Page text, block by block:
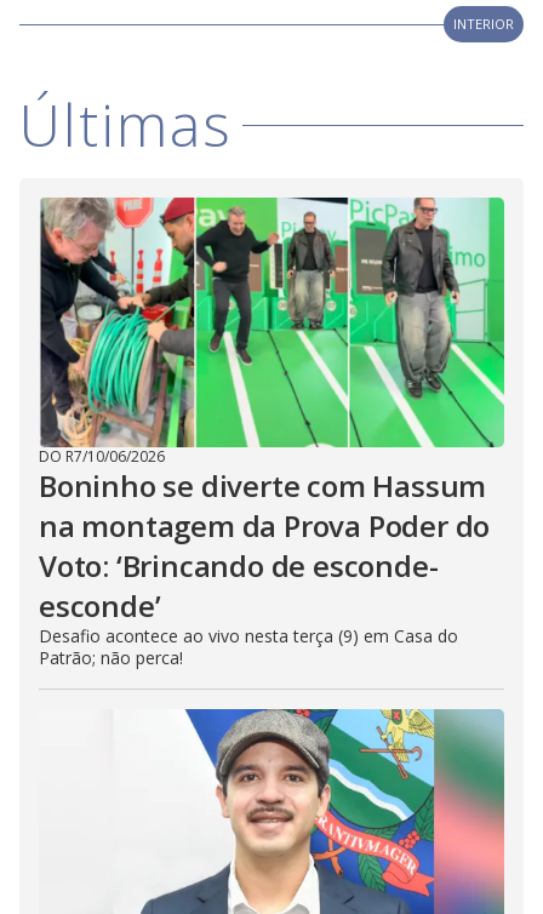
d
e
o
INTERIOR
Últimas
DO R7/10/06/2026
Boninho se diverte com Hassum
na montagem da Prova Poder do
Voto: ‘Brincando de esconde-
esconde’
Desafio acontece ao vivo nesta terça (9) em Casa do
Patrão; não perca!